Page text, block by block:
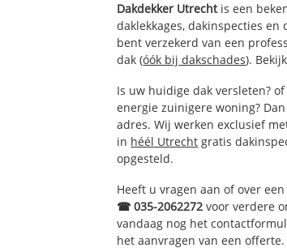
Dakdekker Utrechtis een
daklekkages, dakinspecties
bent verzekerd van een
dak (óók bij dakschades).
Is uw huidige dak versleten?
energie zuinigere woning?
adres. Wij werken exclusief
in héél Utrecht gratis
opgesteld.
Heeft u vragen aan of over
☎ 035-2062272 voor verdere
vandaag nog het
het aanvragen van een offerte.